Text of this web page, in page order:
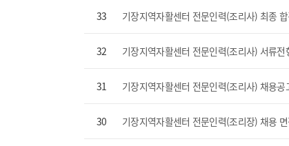
33 기장지역자활센터 전문인력(조리사) 최종
32 기장지역자활센터 전문인력(조리사) 서류전
31 기장지역자활센터 전문인력(조리사) 채용공
30 기장지역자활센터 전문인력(조리장) 채용